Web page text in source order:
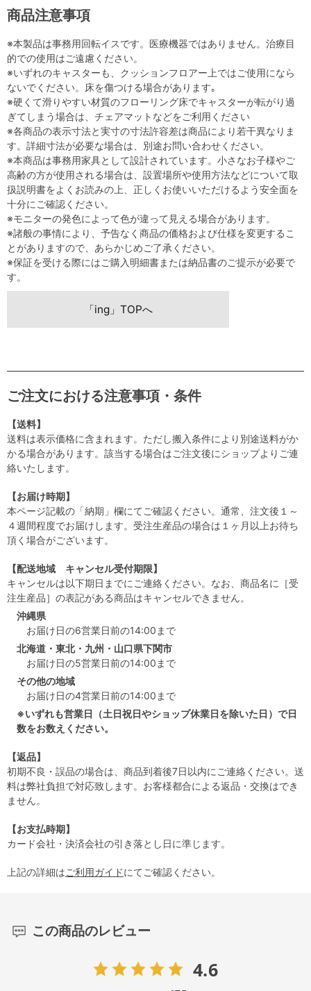
商品注意事項
※本製品は事務用回転イスです。医療機器ではありません。治療目
的での使用はご遠慮ください。
※いずれのキャスターも、クッションフロアー上ではご使用になら
ないでください。床を傷つける場合があります｡
※硬くて滑りやすい材質のフローリング床でキャスターが転がり過
ぎてしまう場合は、チェアマットなどをご利用ください
※各商品の表示寸法と実寸の寸法許容差は商品により若干異なりま
す。詳細寸法が必要な場合は、別途お問い合わせください。
※本商品は事務用家具として設計されています。小さなお子様やご
高齢の方が使用される場合は、設置場所や使用方法などについて取
扱説明書をよくお読みの上、正しくお使いいただけるよう安全面を
十分にご確認ください。
※モニターの発色によって色が違って見える場合があります。
※諸般の事情により、予告なく商品の価格および仕様を変更するこ
とがありますので、あらかじめご了承ください。
※保証を受ける際にはご購入明細書または納品書のご提示が必要で
す。
「ing」TOPへ
ご注文における注意事項・条件
【送料】
送料は表示価格に含まれます。ただし搬入条件により別途送料がか
かる場合があります。該当する場合はご注文後にショップよりご連
絡いたします。
【お届け時期】
本ページ記載の「納期」欄にてご確認ください。通常、注文後１～
４週間程度でお届けします。受注生産品の場合は１ヶ月以上お待ち
頂く場合がございます。
【配送地域 キャンセル受付期限】
キャンセルは以下期日までにご連絡ください。なお、商品名に［受
注生産品］の表記がある商品はキャンセルできません。
沖縄県
お届け日の6営業日前の14:00まで
北海道・東北・九州・山口県下関市
お届け日の5営業日前の14:00まで
その他の地域
お届け日の4営業日前の14:00まで
※いずれも営業日（土日祝日やショップ休業日を除いた日）で日
数をお数えください。
【返品】
初期不良・誤品の場合は、商品到着後7日以内にご連絡ください。送
料は弊社負担で対応致します。お客様都合による返品・交換はでき
ません。
【お支払時期】
カード会社・決済会社の引き落とし日に準じます。
上記の詳細はご利用ガイドにてご確認ください。
この商品のレビュー
4.6